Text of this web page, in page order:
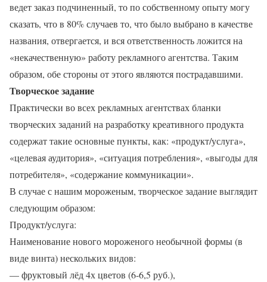
ведет заказ подчиненный, то по собственному опыту могу
сказать, что в 80% случаев то, что было выбрано в качестве
названия, отвергается, и вся ответственность ложится на
«некачественную» работу рекламного агентства. Таким
образом, обе стороны от этого являются пострадавшими.
Творческое задание
Практически во всех рекламных агентствах бланки
творческих заданий на разработку креативного продукта
содержат такие основные пункты, как: «продукт/услуга»,
«целевая аудитория», «ситуация потребления», «выгоды для
потребителя», «содержание коммуникации».
В случае с нашим мороженым, творческое задание выглядит
следующим образом:
Продукт/услуга:
Наименование нового мороженого необычной формы (в
виде винта) нескольких видов:
— фруктовый лёд 4х цветов (6-6,5 руб.),